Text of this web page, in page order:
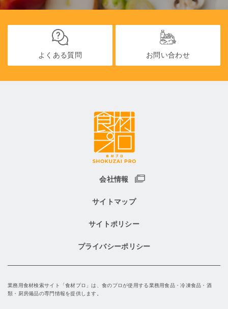
よくある質問 お問い合わせ
会社情報
サイトマップ
サイトポリシー
プライバシーポリシー
業務用食材検索サイト「食材プロ」は、食のプロが使用する業務用食品・冷凍食品・酒
類・厨房備品の専門情報を提供します。